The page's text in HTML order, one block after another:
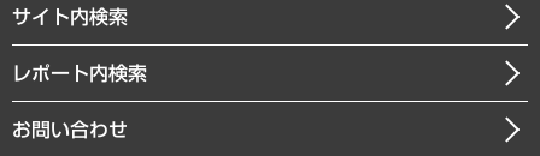
まちづくり・観光・交通・スポーツ・スマートシティ
自然資源・農林水産業・食料システム
メディア掲載・出演
沿革
組織図・本部部室紹介
インドネシア現地法人
サイト内検索
レポート内検索
お問い合わせ